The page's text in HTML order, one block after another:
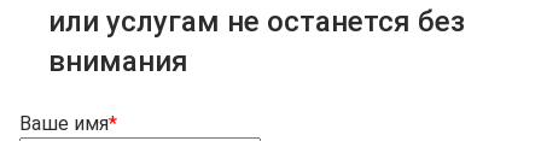
или услугам не останется без
внимания
Ваше имя*